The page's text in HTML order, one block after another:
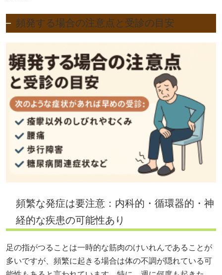
頻発する場合の注意点と受診の目安
頻繁な発症は要注意：内科的・循環器的・神
経的な疾患の可能性あり
足の指がつることは一時的な筋肉のけいれんであることが
多いですが、頻繁に起きる場合は体の不調が隠れている可